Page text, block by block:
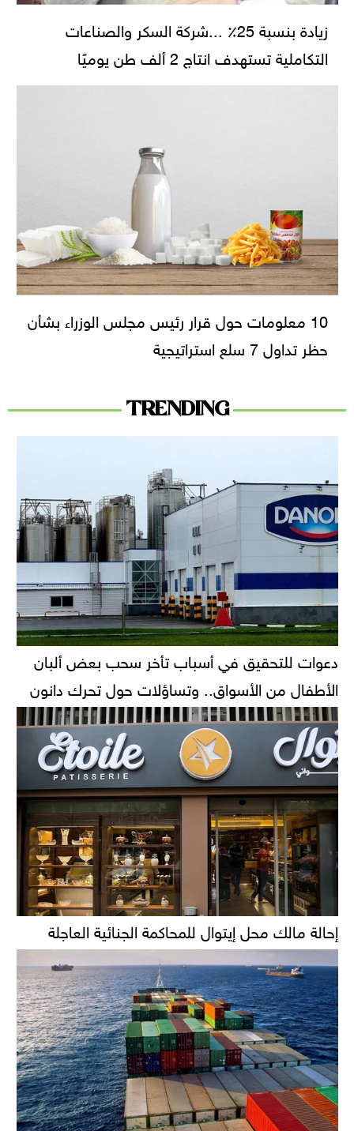
زيادة بنسبة 25٪ ...شركة السكر والصناعات
التكاملية تستهدف انتاج 2 ألف طن يوميًا
10 معلومات حول قرار رئيس مجلس الوزراء بشأن
حظر تداول 7 سلع استراتيجية
TRENDING
دعوات للتحقيق في أسباب تأخر سحب بعض ألبان
الأطفال من الأسواق.. وتساؤلات حول تحرك دانون
إحالة مالك محل إيتوال للمحاكمة الجنائية العاجلة